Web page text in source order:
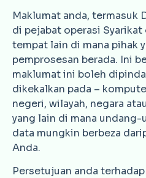
Maklumat anda, termasuk
di pejabat operasi Syarikat
tempat lain di mana pihak
pemprosesan berada. Ini
maklumat ini boleh
dikekalkan pada –
negeri, wilayah, negara
yang lain di mana
data mungkin berbeza
Anda.
Persetujuan anda